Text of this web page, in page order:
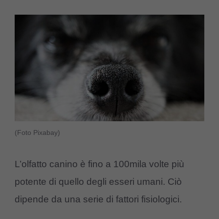
(Foto Pixabay)
L’olfatto canino è fino a 100mila volte più
potente di quello degli esseri umani. Ciò
dipende da una serie di fattori fisiologici.